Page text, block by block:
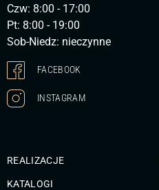
Czw: 8:00 - 17:00
Pt: 8:00 - 19:00
Sob-Niedz: nieczynne
FACEBOOK
INSTAGRAM
REALIZACJE
KATALOGI